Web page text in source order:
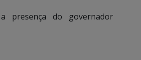
presença do governador